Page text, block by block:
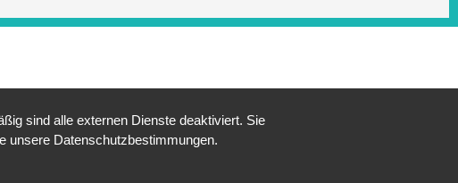
sind alle externen Dienste deaktiviert. Sie
unsere Datenschutzbestimmungen.